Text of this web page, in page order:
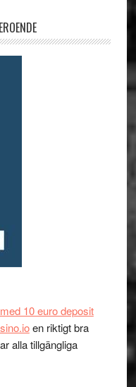
10 euro deposit
en riktigt bra
alla tillgängliga